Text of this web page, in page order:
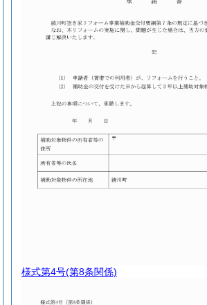
様式第4号(第8条関係)